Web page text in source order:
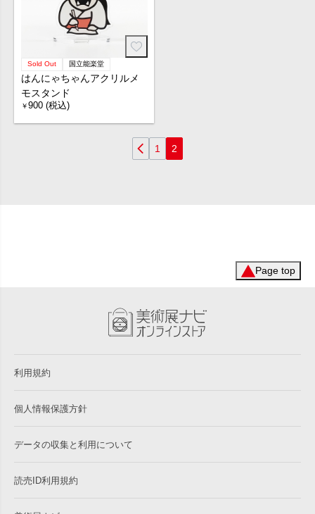
Sold Out 国立能楽堂
はんにゃちゃんアクリルメ
モスタンド
￥900 (税込)
1 2
Page top
利用規約
個人情報保護方針
データの収集と利用について
読売ID利用規約